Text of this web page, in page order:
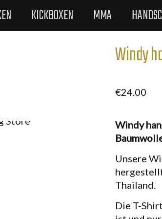
KICKBOXEN MMA
Windy
€24.00
Windy
Unsere
Thailand.
Die T-